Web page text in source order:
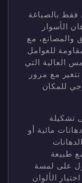
فقط بالصباغة
الأسوار
والمصانع، مع
للعوامل
العالية التي
تتغير مع مرور
للمكان
تشكيلة
مائية أو
طبيعة
على لمسة
الألوان